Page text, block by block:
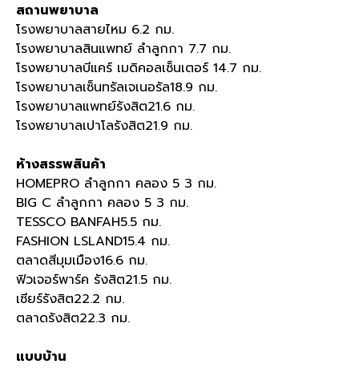
สถานพยาบาล
โรงพยาบาลสายไหม 6.2 กม.
โรงพยาบาลสินแพทย์ ลำลูกกา 7.7 กม.
โรงพยาบาลบีแคร์ เมดิคอลเซ็นเตอร์ 14.7 กม.
โรงพยาบาลเซ็นทรัลเจเนอรัล18.9 กม.
โรงพยาบาลแพทย์รังสิต21.6 กม.
โรงพยาบาลเปาโลรังสิต21.9 กม.
ห้างสรรพสินค้า
HOMEPRO ลำลูกกา คลอง 5 3 กม.
BIG C ลำลูกกา คลอง 5 3 กม.
TESSCO BANFAH5.5 กม.
FASHION LSLAND15.4 กม.
ตลาดสีมุมเมือง16.6 กม.
ฟิวเจอร์พาร์ค รังสิต21.5 กม.
เซียร์รังสิต22.2 กม.
ตลาดรังสิต22.3 กม.
แบบบ้าน